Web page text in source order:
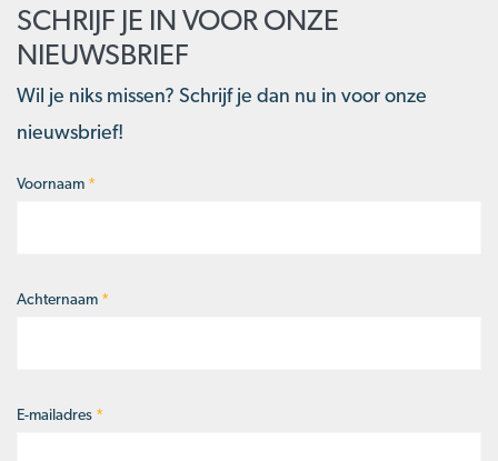
SCHRIJF JE IN VOOR ONZE
NIEUWSBRIEF
Wil je niks missen? Schrijf je dan nu in voor onze
nieuwsbrief!
Naam*
Voornaam *
Achternaam *
E-mailadres *